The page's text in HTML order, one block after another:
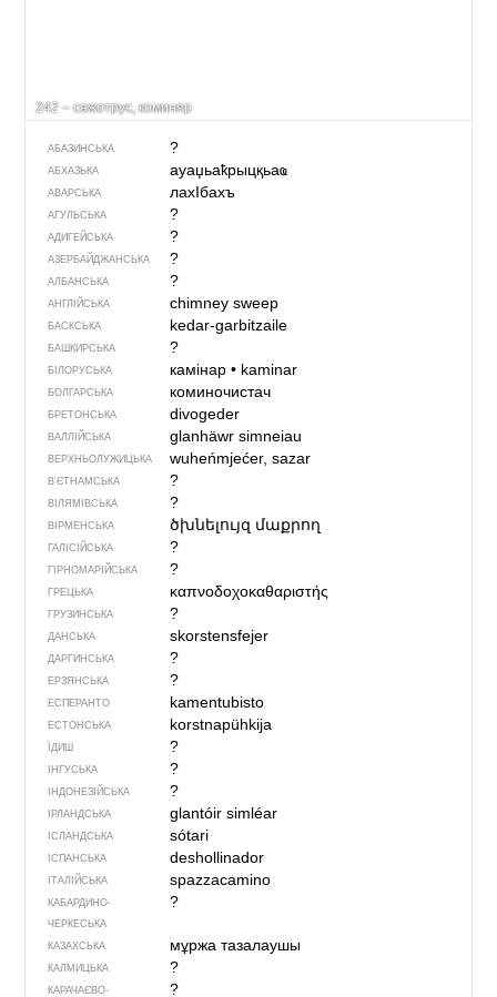
242 – сажотрус, коминяр
АБАЗИНСЬКА ?
АБХАЗЬКА ауаџьаҟрыцқьаҩ
АВАРСЬКА лахIбахъ
АГУЛЬСЬКА ?
АДИГЕЙСЬКА ?
АЗЕРБАЙДЖАНСЬКА ?
АЛБАНСЬКА ?
АНГЛІЙСЬКА chimney sweep
БАСКСЬКА kedar-garbitzaile
БАШКИРСЬКА ?
БІЛОРУСЬКА камінар• kaminar
БОЛГАРСЬКА коминочистач
БРЕТОНСЬКА divogeder
ВАЛЛІЙСЬКА glanhäwr simneiau
ВЕРХНЬОЛУЖИЦЬКА wuheńmjećer, sazar
В’ЄТНАМСЬКА ?
ВІЛЯМІВСЬКА ?
ВІРМЕНСЬКА ծխնելույզ մաքրող
ГАЛІСІЙСЬКА ?
ГІРНОМАРІЙСЬКА ?
ГРЕЦЬКА καπνοδοχοκαθαριστής
ГРУЗИНСЬКА ?
ДАНСЬКА skorstensfejer
ДАРГИНСЬКА ?
ЕРЗЯНСЬКА ?
ЕСПЕРАНТО kamentubisto
ЕСТОНСЬКА korstnapühkija
ЇДИШ ?
ІНГУСЬКА ?
ІНДОНЕЗІЙСЬКА ?
ІРЛАНДСЬКА glantóir simléar
ІСЛАНДСЬКА sótari
ІСПАНСЬКА deshollinador
ІТАЛІЙСЬКА spazzacamino
КАБАРДИНО-
ЧЕРКЕСЬКА
?
КАЗАХСЬКА мұржа тазалаушы
КАЛМИЦЬКА ?
КАРАЧАЄВО- ?